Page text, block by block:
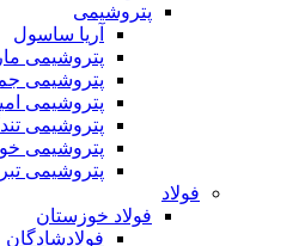
پتروشیمی
آریا ساسول
پتروشیمی
پتروشیمی
پتروشیمی
پتروشیمی
پتروشیمی
پتروشیمی
فولاد
فولاد خوزستان
فولادشادگان